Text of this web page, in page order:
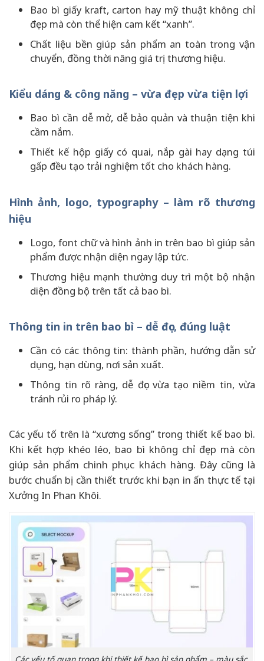
Bao bì giấy kraft, carton hay mỹ thuật không chỉ
đẹp mà còn thể hiện cam kết “xanh”.
Chất liệu bền giúp sản phẩm an toàn trong vận
chuyển, đồng thời nâng giá trị thương hiệu.
Kiểu dáng & công năng – vừa đẹp vừa tiện lợi
Bao bì cần dễ mở, dễ bảo quản và thuận tiện khi
cầm nắm.
Thiết kế hộp giấy có quai, nắp gài hay dạng túi
gấp đều tạo trải nghiệm tốt cho khách hàng.
Hình ảnh, logo, typography – làm rõ thương
hiệu
Logo, font chữ và hình ảnh in trên bao bì giúp sản
phẩm được nhận diện ngay lập tức.
Thương hiệu mạnh thường duy trì một bộ nhận
diện đồng bộ trên tất cả bao bì.
Thông tin in trên bao bì – dễ đọc, đúng luật
Cần có các thông tin: thành phần, hướng dẫn sử
dụng, hạn dùng, nơi sản xuất.
Thông tin rõ ràng, dễ đọc vừa tạo niềm tin, vừa
tránh rủi ro pháp lý.
Các yếu tố trên là “xương sống” trong thiết kế bao bì.
Khi kết hợp khéo léo, bao bì không chỉ đẹp mà còn
giúp sản phẩm chinh phục khách hàng. Đây cũng là
bước chuẩn bị cần thiết trước khi bạn in ấn thực tế tại
Xưởng In Phan Khôi.